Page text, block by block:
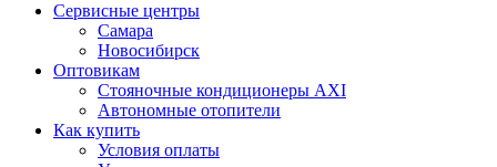
Сервисные центры
Самара
Новосибирск
Оптовикам
Стояночные кондиционеры AXI
Автономные отопители
Как купить
Условия оплаты